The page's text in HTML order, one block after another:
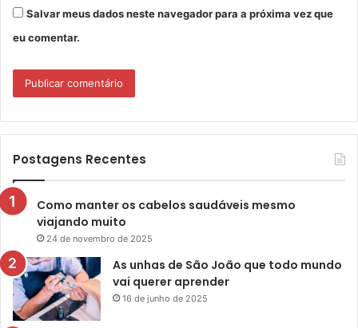
Salvar meus dados neste navegador para a próxima vez que
eu comentar.
Postagens Recentes
Como manter os cabelos saudáveis mesmo
viajando muito
24 de novembro de 2025
As unhas de São João que todo mundo
vai querer aprender
16 de junho de 2025